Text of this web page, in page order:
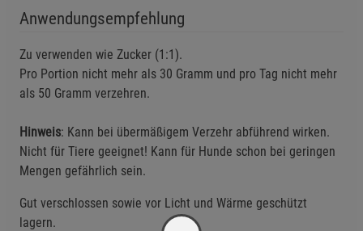
Anwendungsempfehlung
Zu verwenden wie Zucker (1:1).
Pro Portion nicht mehr als 30 Gramm und pro Tag nicht mehr
als 50 Gramm verzehren.
Hinweis: Kann bei übermäßigem Verzehr abführend wirken.
Nicht für Tiere geeignet! Kann für Hunde schon bei geringen
Mengen gefährlich sein.
Gut verschlossen sowie vor Licht und Wärme geschützt
lagern.